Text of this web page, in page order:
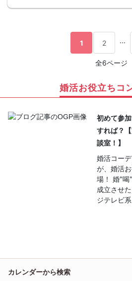
1 2 ...
全6ページ
婚活お役立ちコ
初めて参
すれば？
談室！】
婚活コー
が、婚活
場！ 婚"喝
成立させ
ジテレビ系
カレンダーから検索